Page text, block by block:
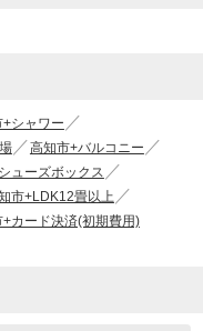
シャワー
高知市+バルコニー
ューズボックス
市+LDK12畳以上
+カード決済(初期費用)